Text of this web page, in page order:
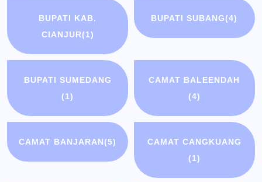
BUPATI KAB.
CIANJUR(1)
BUPATI SUBANG(4)
BUPATI SUMEDANG
(1)
CAMAT BALEENDAH
(4)
CAMAT BANJARAN(5)
CAMAT CANGKUANG
(1)